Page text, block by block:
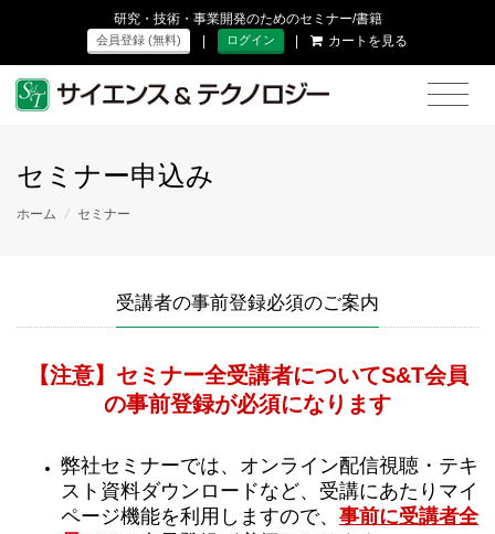
研究・技術・事業開発のためのセミナー/書籍
会員登録 (無料) | ログイン | カートを見る
セミナー申込み
ホーム / セミナー
受講者の事前登録必須のご案内
【注意】セミナー全受講者についてS&T会員
の事前登録が必須になります
弊社セミナーでは、オンライン配信視聴・テキ
スト資料ダウンロードなど、受講にあたりマイ
ページ機能を利用しますので、 事前に受講者全